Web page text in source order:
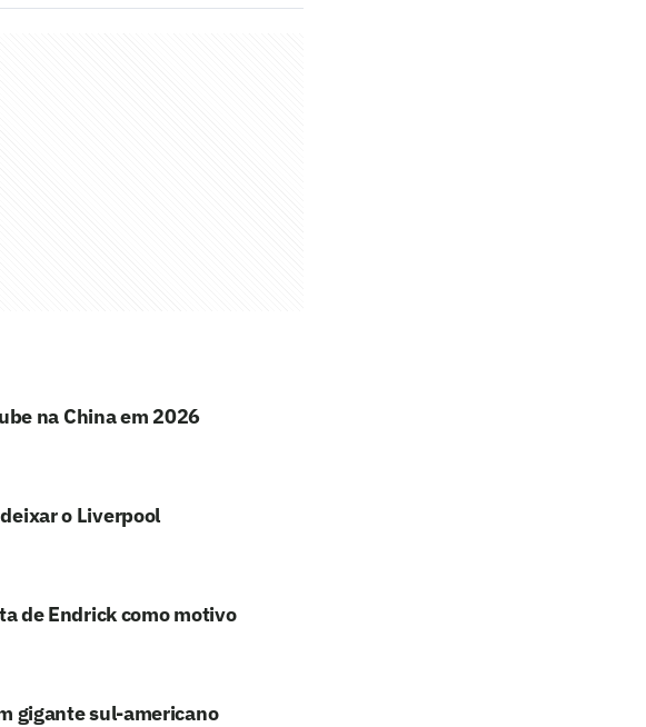
na China em 2026
o Liverpool
de Endrick como motivo
gigante sul-americano